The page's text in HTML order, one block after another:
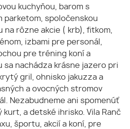
kuchyňou, barom s
parketom, spoločenskou
rôzne akcie ( krb), fitkom,
izbami pre personál,
pre tréning koní a
sa nachádza krásne jazero pri
gril, ohnisko jakuzza a
a ovocných stromov
Nezabudneme ani spomenúť
a detské ihrisko. Vila Ranč
športu, akcií a koní, pre